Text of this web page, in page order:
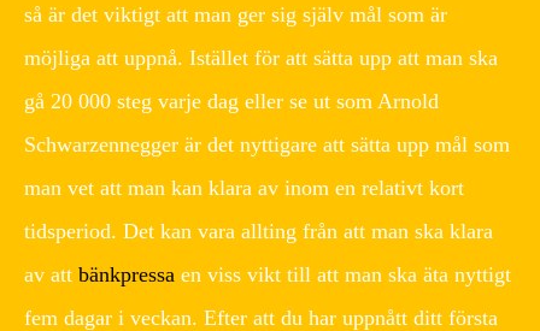
så är det viktigt att man ger sig själv mål som är
möjliga att uppnå. Istället för att sätta upp att man ska
gå 20 000 steg varje dag eller se ut som Arnold
Schwarzennegger är det nyttigare att sätta upp mål som
man vet att man kan klara av inom en relativt kort
tidsperiod. Det kan vara allting från att man ska klara
av att bänkpressa en viss vikt till att man ska äta nyttigt
fem dagar i veckan. Efter att du har uppnått ditt första